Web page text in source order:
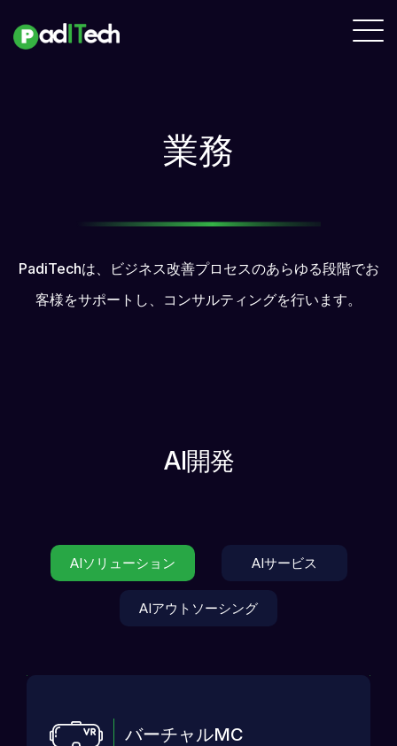
業務
PadiTechは、ビジネス改善プロセスのあらゆる段階でお
客様をサポートし、コンサルティングを行います。
AI開発
AIソリューション AIサービス
AIアウトソーシング
バーチャルMC